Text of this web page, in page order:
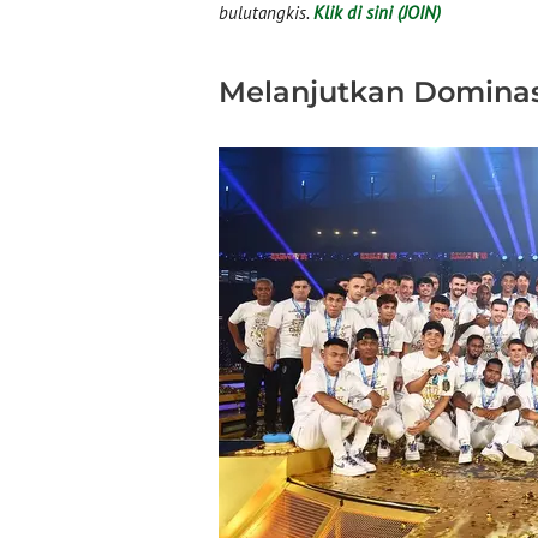
bulutangkis. Klik di sini (JOIN)
Melanjutkan